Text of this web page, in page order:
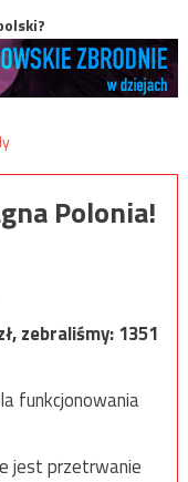
Polonia!
zebraliśmy:1351
funkcjonowania
jest przetrwanie